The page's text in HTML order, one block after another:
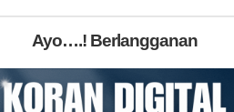
Ayo….! Berlangganan